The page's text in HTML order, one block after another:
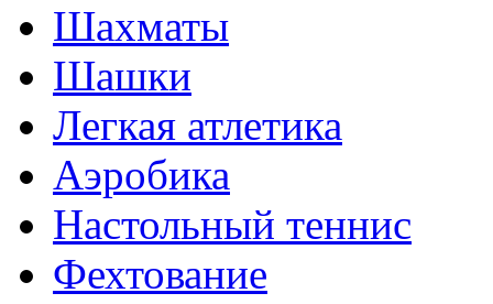
Шахматы
Шашки
Легкая атлетика
Аэробика
Настольный теннис
Фехтование